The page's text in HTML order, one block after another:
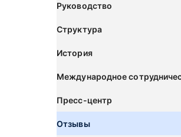
Руководство
Структура
История
Международное
Пресс-центр
Отзывы